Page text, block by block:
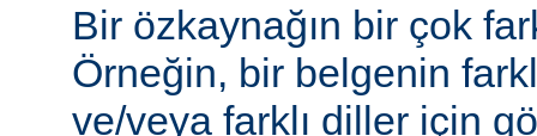
Bir özkaynağın bir çok
Örneğin, bir belgenin
ve/veya farklı diller için